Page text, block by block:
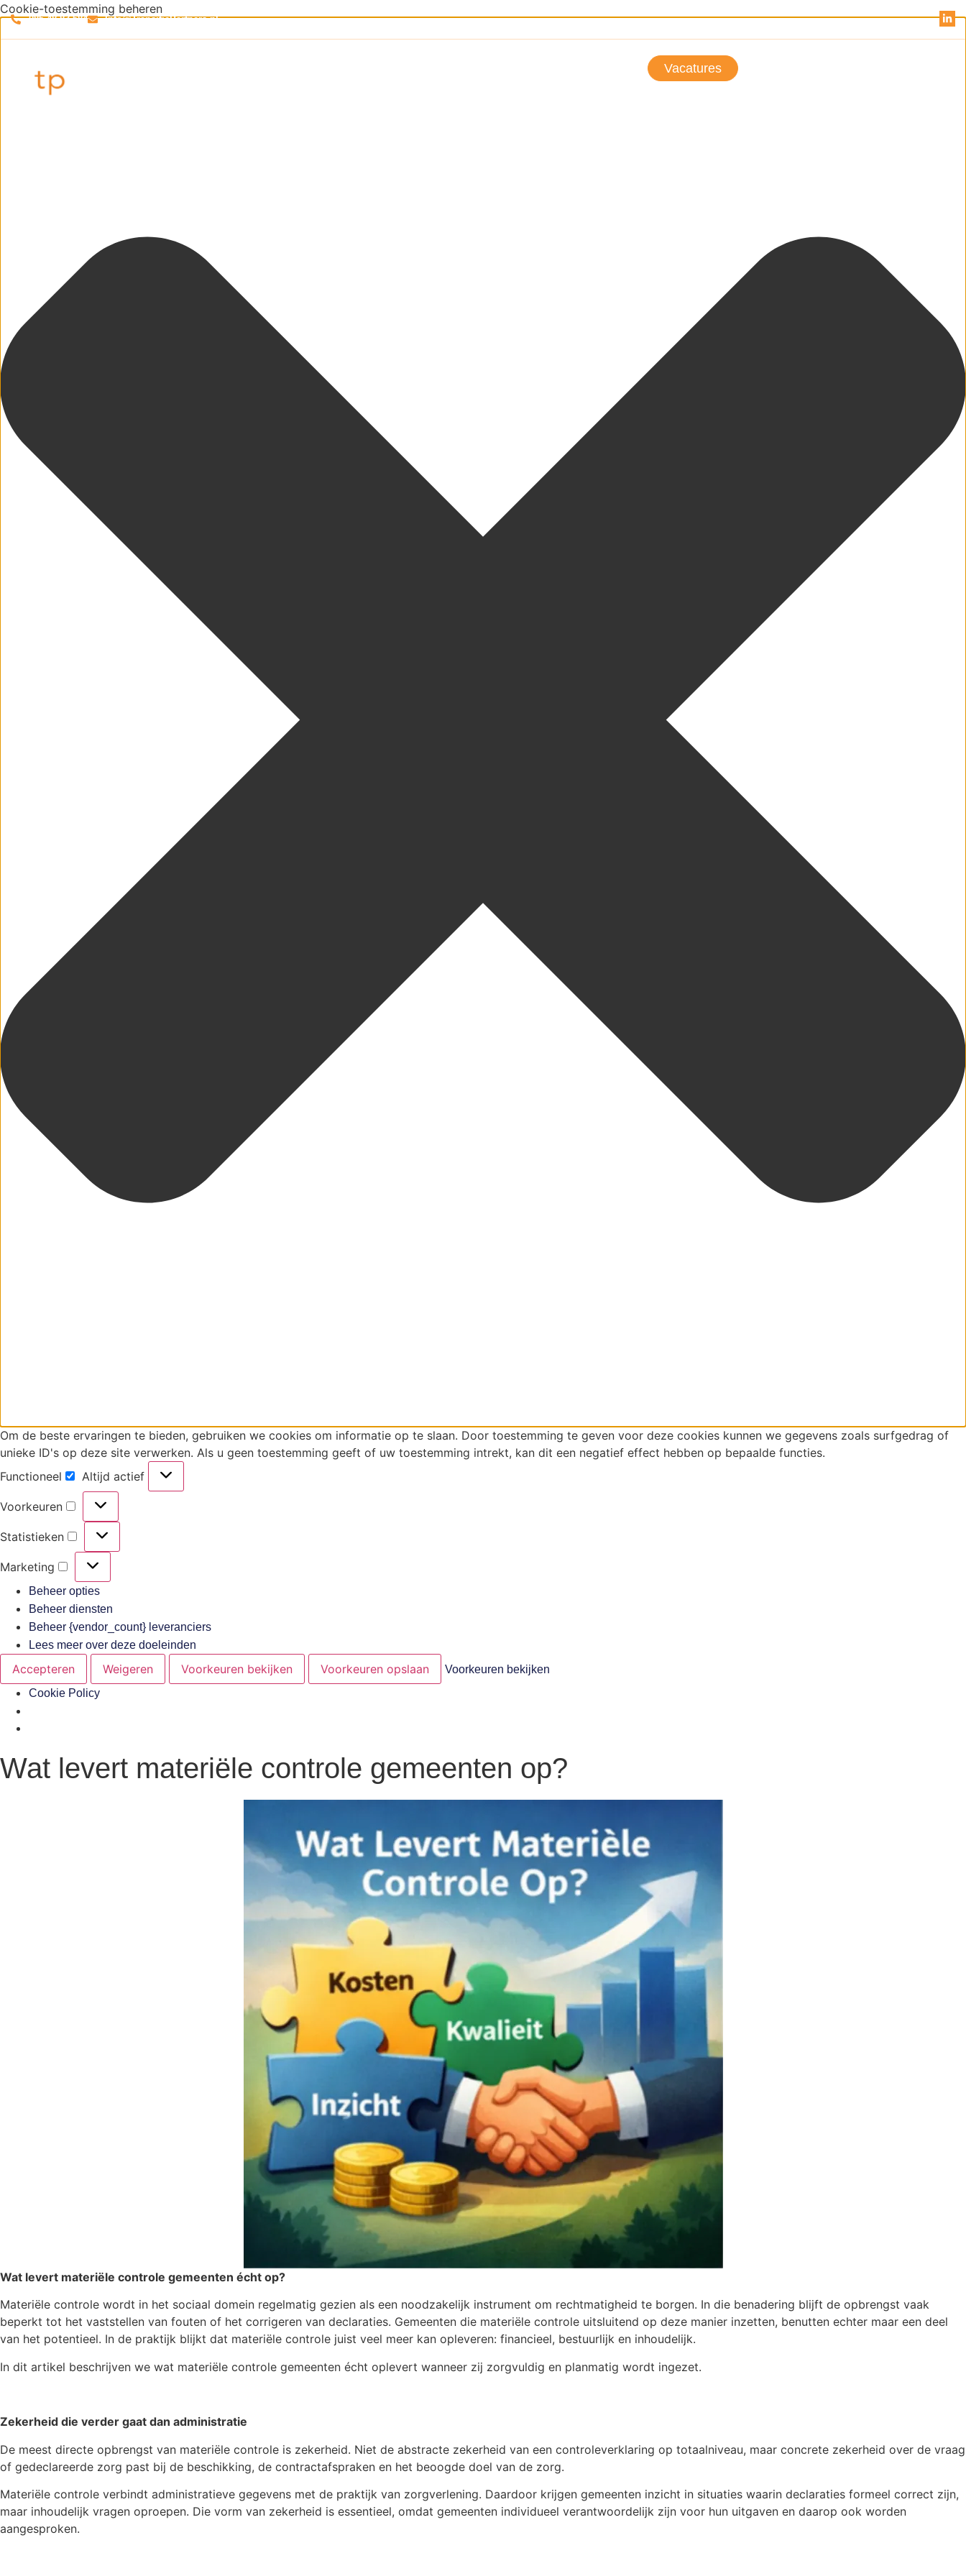
Cookie-toestemming beheren
Om de beste ervaringen te bieden, gebruiken we cookies om informatie op te slaan. Door toestemming te geven voor deze cookies kunnen we gegevens zoals surfgedrag of
unieke ID's op deze site verwerken. Als u geen toestemming geeft of uw toestemming intrekt, kan dit een negatief effect hebben op bepaalde functies.
Functioneel
Altijd actief
Voorkeuren
Statistieken
Marketing
Beheer opties
Beheer diensten
Beheer {vendor_count} leveranciers
Lees meer over deze doeleinden
Accepteren Weigeren Voorkeuren bekijken Voorkeuren opslaan
Voorkeuren bekijken
Cookie Policy
085 48 83 584 Info@TransitiePartners.nl
Vacatures
Wat levert materiële controle gemeenten op?
Wat levert materiële controle gemeenten écht op?
Materiële controle wordt in het sociaal domein regelmatig gezien als een noodzakelijk instrument om rechtmatigheid te borgen. In die benadering blijft de opbrengst vaak
beperkt tot het vaststellen van fouten of het corrigeren van declaraties. Gemeenten die materiële controle uitsluitend op deze manier inzetten, benutten echter maar een deel
van het potentieel. In de praktijk blijkt dat materiële controle juist veel meer kan opleveren: financieel, bestuurlijk en inhoudelijk.
In dit artikel beschrijven we wat materiële controle gemeenten écht oplevert wanneer zij zorgvuldig en planmatig wordt ingezet.
Zekerheid die verder gaat dan administratie
De meest directe opbrengst van materiële controle is zekerheid. Niet de abstracte zekerheid van een controleverklaring op totaalniveau, maar concrete zekerheid over de vraag
of gedeclareerde zorg past bij de beschikking, de contractafspraken en het beoogde doel van de zorg.
Materiële controle verbindt administratieve gegevens met de praktijk van zorgverlening. Daardoor krijgen gemeenten inzicht in situaties waarin declaraties formeel correct zijn,
maar inhoudelijk vragen oproepen. Die vorm van zekerheid is essentieel, omdat gemeenten individueel verantwoordelijk zijn voor hun uitgaven en daarop ook worden
aangesproken.